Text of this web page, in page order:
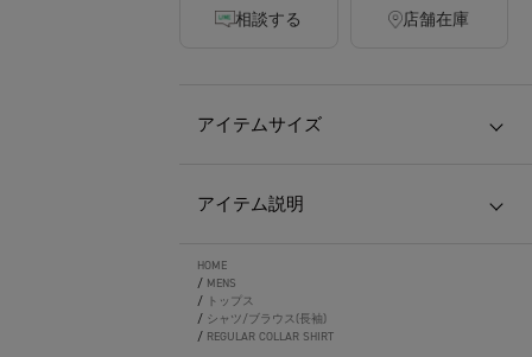
相談する 店舗在庫
アイテムサイズ
アイテム説明
HOME
/ MENS
/ トップス
/ シャツ/ブラウス(長袖)
/ REGULAR COLLAR SHIRT